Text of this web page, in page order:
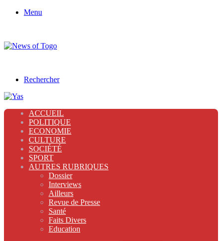
Menu
Rechercher
ACCUEIL
POLITIQUE
ECONOMIE
CULTURE
SOCIÉTÉ
SPORT
AUTRES RUBRIQUES
Dossier
Interviews
Ailleurs
Revue de Presse
Santé
Faits Divers
Education